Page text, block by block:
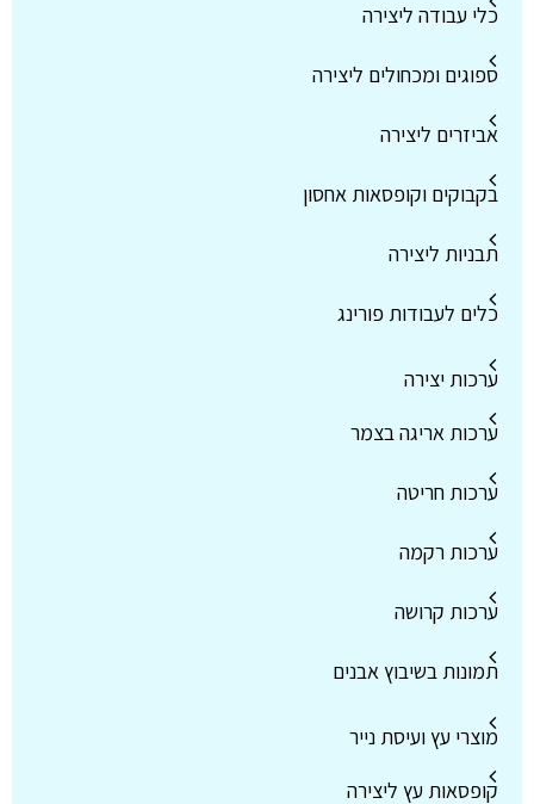
כלי עבודה ליצירה
ספוגים ומכחולים ליצירה
אביזרים ליצירה
בקבוקים וקופסאות אחסון
תבניות ליצירה
כלים לעבודות פורינג
ערכות יצירה
ערכות אריגה בצמר
ערכות חריטה
ערכות רקמה
ערכות קרושה
תמונות בשיבוץ אבנים
מוצרי עץ ועיסת נייר
קופסאות עץ ליצירה